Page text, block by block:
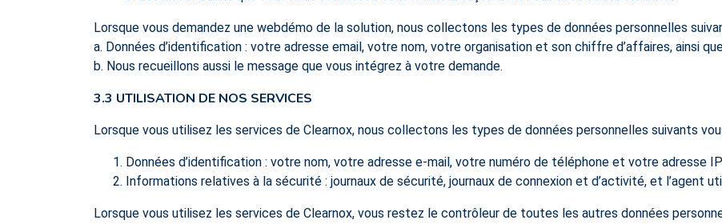
Lorsque vous demandez une webdémo de la solution, nous collectons les types de données personnelles
a. Données d’identification : votre adresse email, votre nom, votre organisation et son chiffre d’affaires, ainsi
b. Nous recueillons aussi le message que vous intégrez à votre demande.
3.3 UTILISATION DE NOS SERVICES
Lorsque vous utilisez les services de Clearnox, nous collectons les types de données personnelles suivants
Données d’identification : votre nom, votre adresse e-mail, votre numéro de téléphone et votre adresse
Informations relatives à la sécurité : journaux de sécurité, journaux de connexion et d’activité, et l’agent
Lorsque vous utilisez les services de Clearnox, vous restez le contrôleur de toutes les autres données